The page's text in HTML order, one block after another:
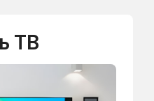
ТВ